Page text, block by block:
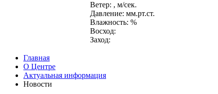
Ветер: , м/сек.
Давление: мм.рт.ст.
Влажность: %
Восход:
Заход:
Главная
О Центре
Актуальная информация
Новости